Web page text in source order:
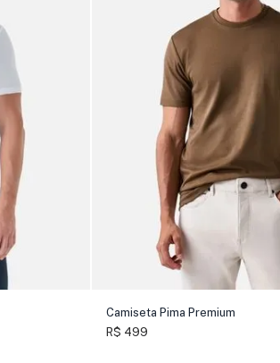
Camiseta Pima Premium
R$ 499